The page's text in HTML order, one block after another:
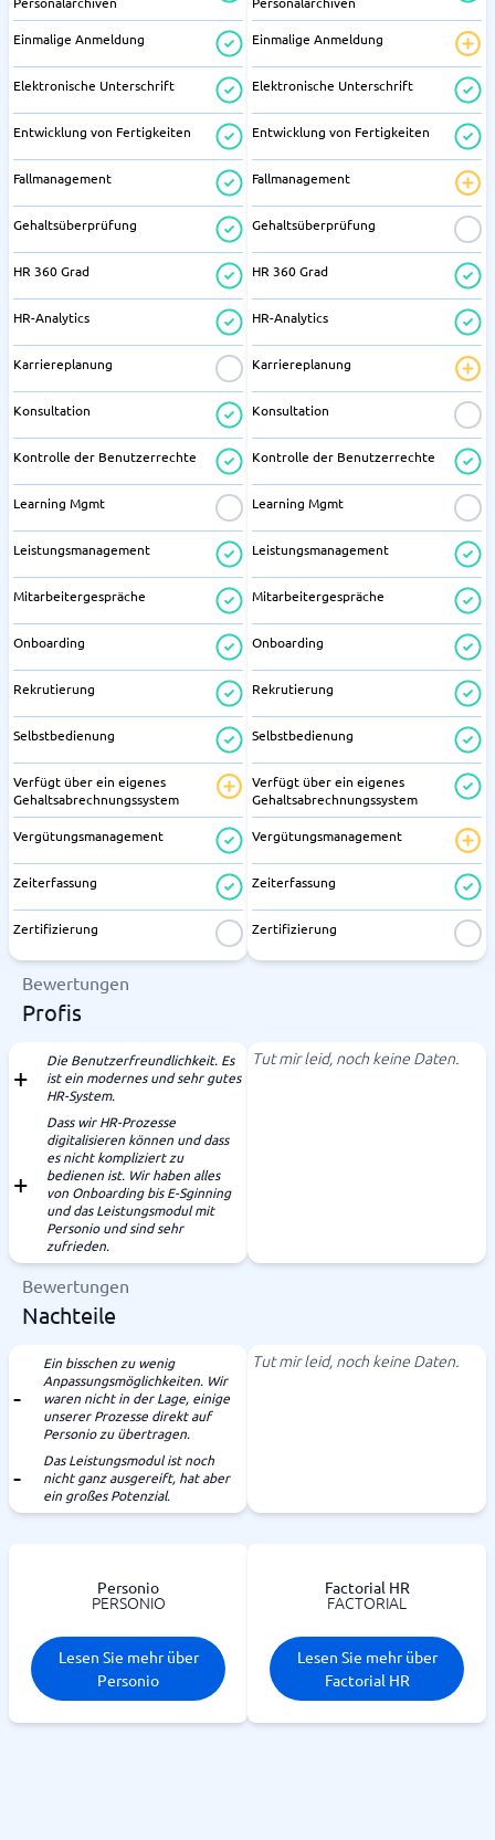
Einmalige Anmeldung
Elektronische Unterschrift
Entwicklung von Fertigkeiten
Fallmanagement
Gehaltsüberprüfung
HR 360 Grad
HR-Analytics
Karriereplanung
Konsultation
Kontrolle der Benutzerrechte
Learning Mgmt
Leistungsmanagement
Mitarbeitergespräche
Onboarding
Rekrutierung
Selbstbedienung
Verfügt über ein eigenes
Gehaltsabrechnungssystem
Vergütungsmanagement
Zeiterfassung
Zertifizierung
Einmalige Anmeldung
Elektronische Unterschrift
Entwicklung von Fertigkeiten
Fallmanagement
Gehaltsüberprüfung
HR 360 Grad
HR-Analytics
Karriereplanung
Konsultation
Kontrolle der Benutzerrechte
Learning Mgmt
Leistungsmanagement
Mitarbeitergespräche
Onboarding
Rekrutierung
Selbstbedienung
Verfügt über ein eigenes
Gehaltsabrechnungssystem
Vergütungsmanagement
Zeiterfassung
Zertifizierung
Bewertungen
Profis
Die Benutzerfreundlichkeit. Es
ist ein modernes und sehr gutes
HR-System.
Dass wir HR-Prozesse
digitalisieren können und dass
es nicht kompliziert zu
bedienen ist. Wir haben alles
von Onboarding bis E-Sginning
und das Leistungsmodul mit
Personio und sind sehr
zufrieden.
Tut mir leid, noch keine Daten.
Bewertungen
Nachteile
Ein bisschen zu wenig
Anpassungsmöglichkeiten. Wir
waren nicht in der Lage, einige
unserer Prozesse direkt auf
Personio zu übertragen.
Das Leistungsmodul ist noch
nicht ganz ausgereift, hat aber
ein großes Potenzial.
Tut mir leid, noch keine Daten.
Personio
PERSONIO
Lesen Sie mehr über
Personio
Factorial HR
FACTORIAL
Lesen Sie mehr über
Factorial HR